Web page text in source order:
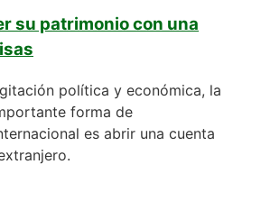
su patrimonio con una
política y económica, la
forma de
es abrir una cuenta